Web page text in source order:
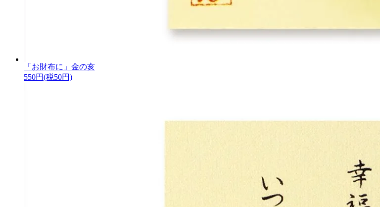
「お財布に」金の亥
550円(税50円)